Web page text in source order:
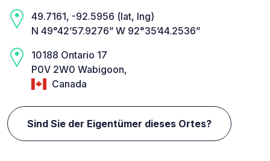
49.7161, -92.5956 (lat, lng)
N 49°42’57.9276” W 92°35’44.2536”
10188 Ontario 17
P0V 2W0 Wabigoon,
Canada
Sind Sie der Eigentümer dieses Ortes?